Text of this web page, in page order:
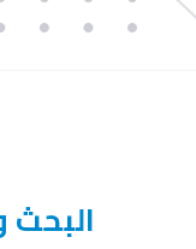
البحث